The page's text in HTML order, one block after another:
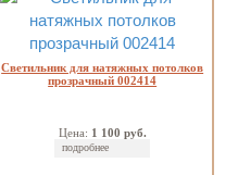
Светильник для натяжных потолков
прозрачный 002414
Цена: 1 100 руб.
подробнее